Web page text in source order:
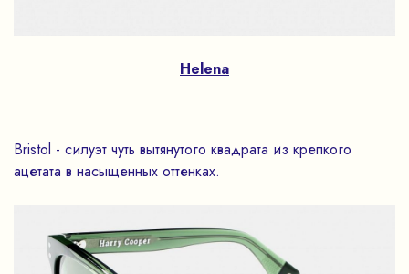
Helena
Bristol - силуэт чуть вытянутого квадрата из крепкого
ацетата в насыщенных оттенках.